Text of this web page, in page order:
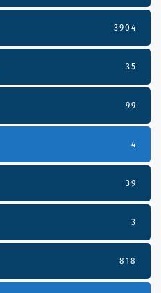
3904
35
99
4
39
3
818